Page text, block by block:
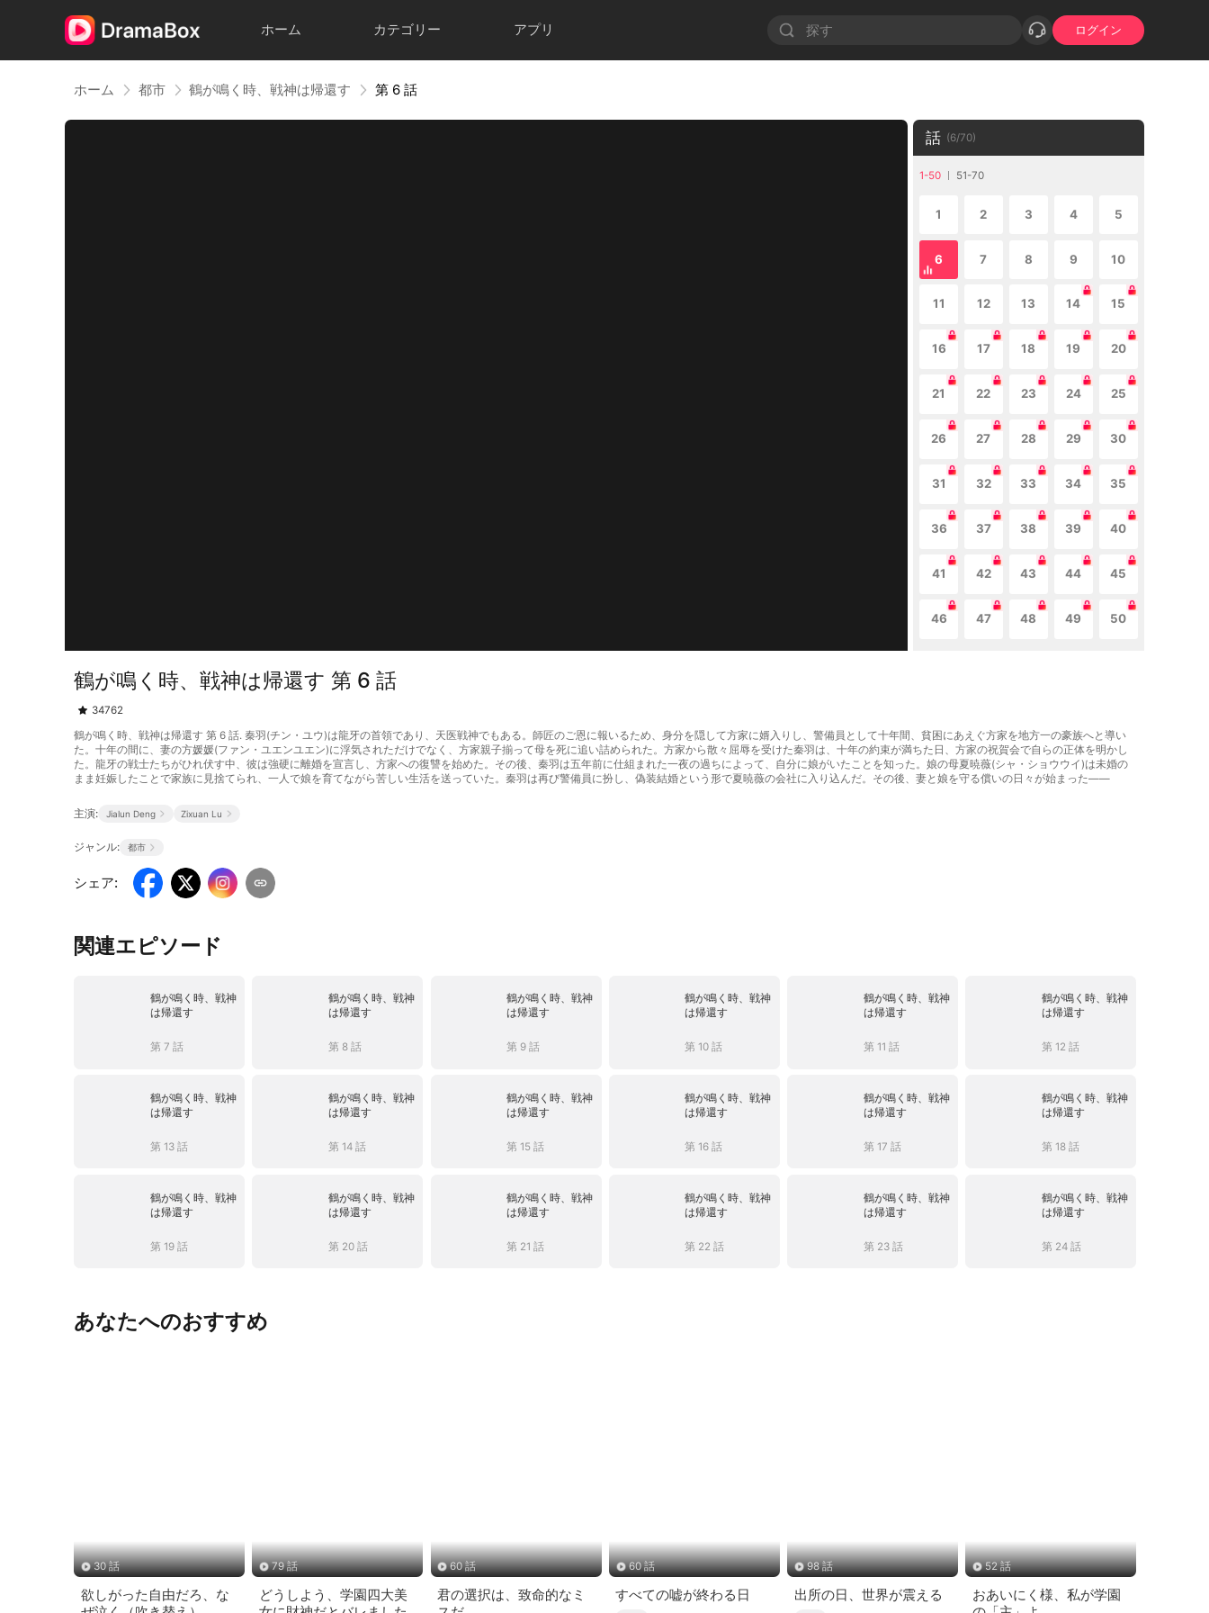
ホーム カテゴリー アプリ ログイン
ホーム 都市 鶴が鳴く時、戦神は帰還す 第 6 話
話 (6/70)
1-50 51-70
1 2 3 4 5
6 7 8 9 10
11 12 13 14 15
16 17 18 19 20
21 22 23 24 25
26 27 28 29 30
31 32 33 34 35
36 37 38 39 40
41 42 43 44 45
46 47 48 49 50
鶴が鳴く時、戦神は帰還す 第 6 話
34762
鶴が鳴く時、戦神は帰還す 第 6 話. 秦羽(チン・ユウ)は龍牙の首領であり、天医戦神でもある。師匠のご恩に報いるため、身分を隠して方家に婿入りし、警備員として十年間、貧困にあえぐ方家を地方一の豪族へと導い
た。十年の間に、妻の方媛媛(ファン・ユエンユエン)に浮気されただけでなく、方家親子揃って母を死に追い詰められた。方家から散々屈辱を受けた秦羽は、十年の約束が満ちた日、方家の祝賀会で自らの正体を明かし
た。龍牙の戦士たちがひれ伏す中、彼は強硬に離婚を宣言し、方家への復讐を始めた。その後、秦羽は五年前に仕組まれた一夜の過ちによって、自分に娘がいたことを知った。娘の母夏暁薇(シャ・ショウウイ)は未婚の
まま妊娠したことで家族に見捨てられ、一人で娘を育てながら苦しい生活を送っていた。秦羽は再び警備員に扮し、偽装結婚という形で夏暁薇の会社に入り込んだ。その後、妻と娘を守る償いの日々が始まった――
主演: Jialun Deng Zixuan Lu
ジャンル: 都市
シェア:
関連エピソード
鶴が鳴く時、戦神
は帰還す
第 7 話
鶴が鳴く時、戦神
は帰還す
第 8 話
鶴が鳴く時、戦神
は帰還す
第 9 話
鶴が鳴く時、戦神
は帰還す
第 10 話
鶴が鳴く時、戦神
は帰還す
第 11 話
鶴が鳴く時、戦神
は帰還す
第 12 話
鶴が鳴く時、戦神
は帰還す
第 13 話
鶴が鳴く時、戦神
は帰還す
第 14 話
鶴が鳴く時、戦神
は帰還す
第 15 話
鶴が鳴く時、戦神
は帰還す
第 16 話
鶴が鳴く時、戦神
は帰還す
第 17 話
鶴が鳴く時、戦神
は帰還す
第 18 話
鶴が鳴く時、戦神
は帰還す
第 19 話
鶴が鳴く時、戦神
は帰還す
第 20 話
鶴が鳴く時、戦神
は帰還す
第 21 話
鶴が鳴く時、戦神
は帰還す
第 22 話
鶴が鳴く時、戦神
は帰還す
第 23 話
鶴が鳴く時、戦神
は帰還す
第 24 話
あなたへのおすすめ
30 話
欲しがった自由だろ、な
79 話
どうしよう、学園四大美
60 話
君の選択は、致命的なミ
60 話
すべての嘘が終わる日
98 話
出所の日、世界が震える
52 話
おあいにく様、私が学園